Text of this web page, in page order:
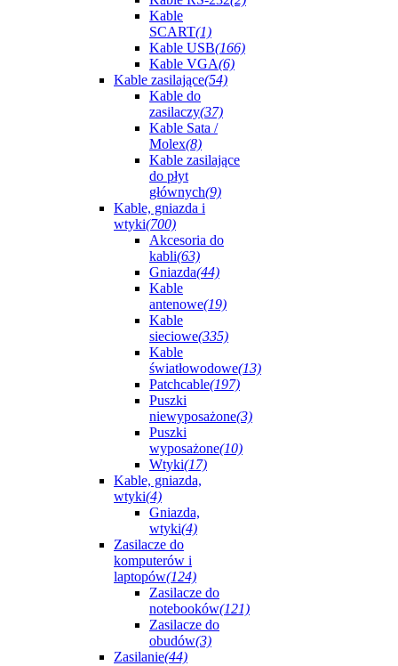
Kable
SCART(1)
Kable USB(166)
Kable VGA(6)
Kable zasilające(54)
Kable do
zasilaczy(37)
Kable Sata /
Molex(8)
Kable zasilające
do płyt
głównych(9)
Kable, gniazda i
wtyki(700)
Akcesoria do
kabli(63)
Gniazda(44)
Kable
antenowe(19)
Kable
sieciowe(335)
Kable
światłowodowe(13)
Patchcable(197)
Puszki
niewyposażone(3)
Puszki
wyposażone(10)
Wtyki(17)
Kable, gniazda,
wtyki(4)
Gniazda,
wtyki(4)
Zasilacze do
komputerów i
laptopów(124)
Zasilacze do
notebooków(121)
Zasilacze do
obudów(3)
Zasilanie(44)